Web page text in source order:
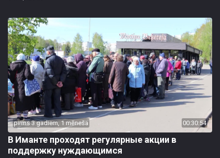
pirms 3 gadiem, 1 mēneša 00:30:54
В Иманте проходят регулярные акции в
поддержку нуждающимся